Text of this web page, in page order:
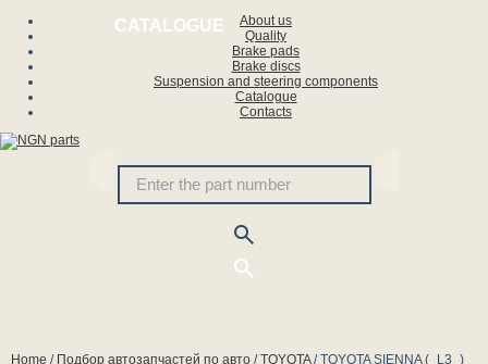
About us
Quality
Brake pads
Brake discs
Suspension and steering components
Catalogue
Contacts
CATALOGUE
Home / Подбор автозапчастей по авто /TOYOTA /TOYOTA SIENNA (_L3_)